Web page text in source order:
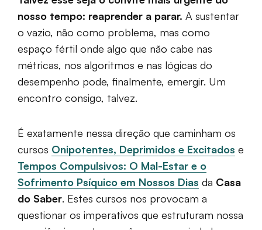
nosso tempo: reaprender a parar. A sustentar
o vazio, não como problema, mas como
espaço fértil onde algo que não cabe nas
métricas, nos algoritmos e nas lógicas do
desempenho pode, finalmente, emergir. Um
encontro consigo, talvez.
É exatamente nessa direção que caminham os
cursos Onipotentes, Deprimidos e Excitados e
Tempos Compulsivos: O Mal-Estar e o
Sofrimento Psíquico em Nossos Dias da Casa
do Saber. Estes cursos nos provocam a
questionar os imperativos que estruturam nossa